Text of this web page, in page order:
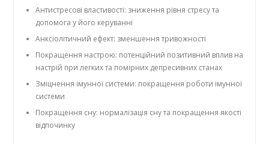
Антистресові властивості: зниження рівня стресу та
допомога у його керуванні
Анксіолітичний ефект: зменшення тривожності
Покращення настрою: потенційний позитивний вплив на
настрій при легких та помірних депресивних станах
Зміцнення імунної системи: покращення роботи імунної
системи
Покращення сну: нормалізація сну та покращення якості
відпочинку